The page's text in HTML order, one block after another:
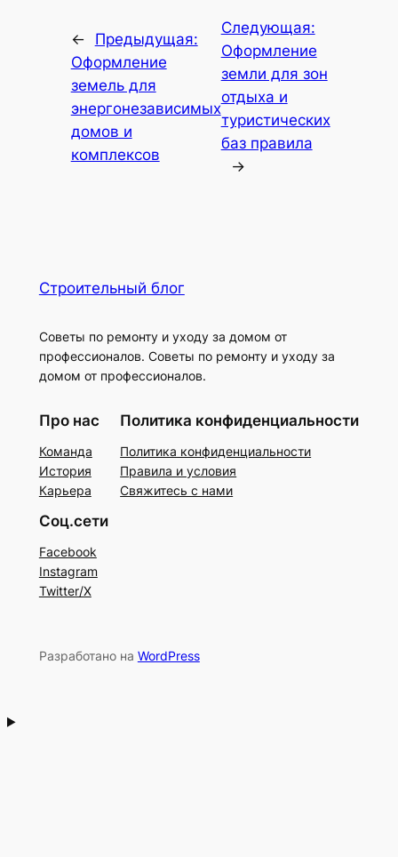
←
Предыдущая:
Оформление
земель для
энергонезависимых
домов и
комплексов
Следующая:
Оформление
земли для зон
отдыха и
туристических
баз правила
→
Строительный блог
Советы по ремонту и уходу за домом от
профессионалов. Советы по ремонту и уходу за
домом от профессионалов.
Про нас
Команда
История
Карьера
Политика конфиденциальности
Политика конфиденциальности
Правила и условия
Свяжитесь с нами
Соц.сети
Facebook
Instagram
Twitter/X
Разработано на WordPress